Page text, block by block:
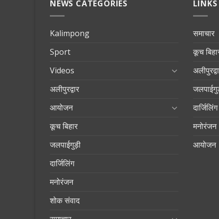
NEWS CATEGORIES
Kalimpong
Sport
Videos
अलीपुरद्वार
आयोजन
कूच बिहार
जलपाईगुड़ी
दार्जिलिंग
मनोरंजन
शोक संवाद
LINKS
समाचार
कूच
दार्जिलिंग
मनोरंजन
आयोजन